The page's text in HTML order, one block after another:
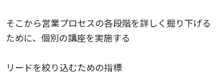
そこから営業プロセスの各段階を詳しく掘り下げる
ために、個別の講座を実施する
リードを絞り込むための指標